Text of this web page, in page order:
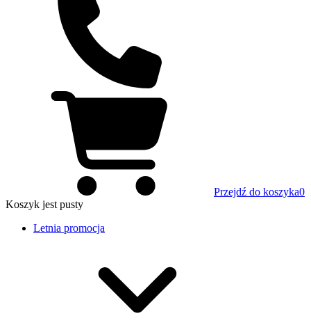
Przejdź do koszyka0
Koszyk jest pusty
Letnia promocja